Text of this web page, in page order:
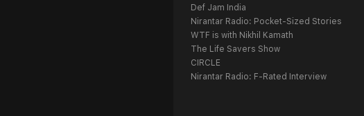
Def Jam India
Nirantar Radio: Pocket-Sized Stories
WTF is with Nikhil Kamath
The Life Savers Show
CIRCLE
Nirantar Radio: F-Rated Interview